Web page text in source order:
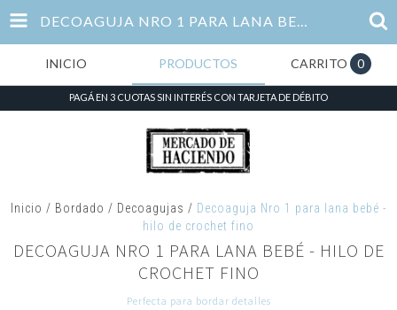
DECOAGUJA NRO 1 PARA LANA BEBÉ - HILO DE CROCHET FINO
INICIO PRODUCTOS CARRITO 0
PAGÁ EN 3 CUOTAS SIN INTERÉS CON TARJETA DE DÉBITO
Inicio / Bordado / Decoagujas / Decoaguja Nro 1 para lana bebé -
hilo de crochet fino
DECOAGUJA NRO 1 PARA LANA BEBÉ - HILO DE
CROCHET FINO
Perfecta para bordar detalles